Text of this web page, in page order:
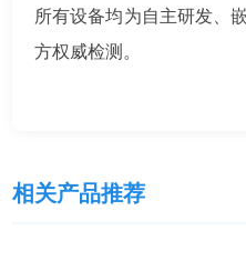
所有设备均为自主研发、
方权威检测。
相关产品推荐